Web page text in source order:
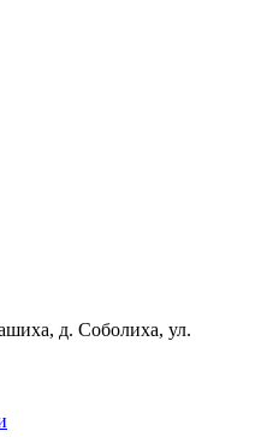
д. Соболиха, ул.